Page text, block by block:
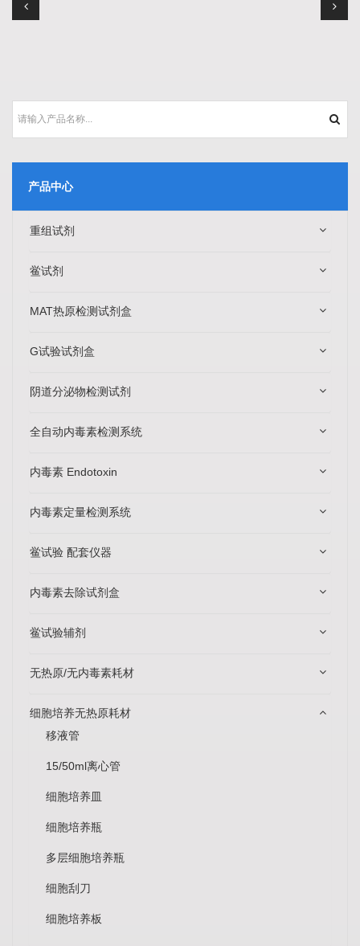
产品中心
重组试剂
鲎试剂
MAT热原检测试剂盒
G试验试剂盒
阴道分泌物检测试剂
全自动内毒素检测系统
内毒素 Endotoxin
内毒素定量检测系统
鲎试验 配套仪器
内毒素去除试剂盒
鲎试验辅剂
无热原/无内毒素耗材
细胞培养无热原耗材
移液管
15/50ml离心管
细胞培养皿
细胞培养瓶
多层细胞培养瓶
细胞刮刀
细胞培养板